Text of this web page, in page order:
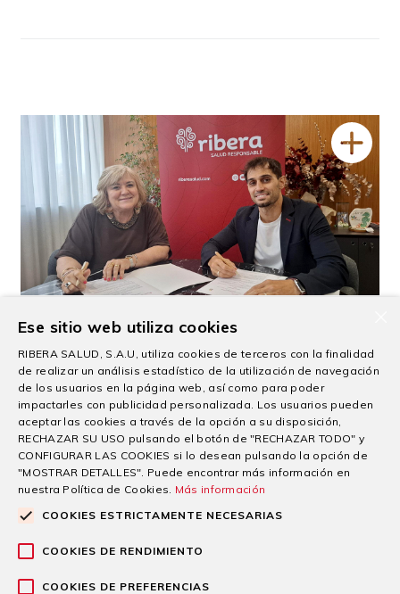
Ribera Virgen de la Caridad ofrecerá una
asistencia médica 360º al FC Cartagena
durante la temporada 2026/2027
27/07/2026
Hospital Ribera Virgen de la Caridad refuerza su
compromiso con el FC Cartagena ampliando
Seguir leyendo
Ese sitio web utiliza cookies
RIBERA SALUD, S.A.U, utiliza cookies de terceros con la finalidad
de realizar un análisis estadístico de la utilización de navegación
de los usuarios en la página web, así como para poder
impactarles con publicidad personalizada. Los usuarios pueden
aceptar las cookies a través de la opción a su disposición,
RECHAZAR SU USO pulsando el botón de "RECHAZAR TODO" y
CONFIGURAR LAS COOKIES si lo desean pulsando la opción de
"MOSTRAR DETALLES". Puede encontrar más información en
nuestra Política de Cookies. Más información
COOKIES ESTRICTAMENTE NECESARIAS
COOKIES DE RENDIMIENTO
COOKIES DE PREFERENCIAS